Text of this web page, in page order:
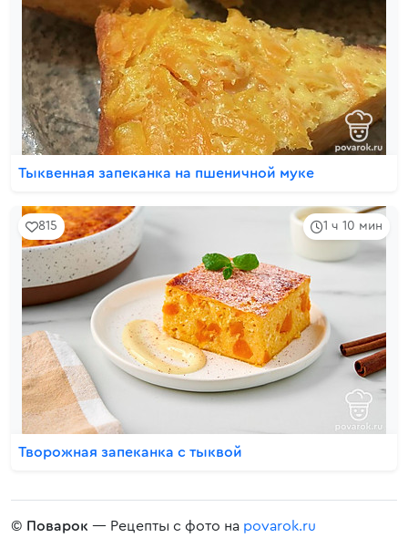
Тыквенная запеканка на пшеничной муке
1 ч 10 мин
815
Творожная запеканка с тыквой
© Поварок — Рецепты с фото на povarok.ru